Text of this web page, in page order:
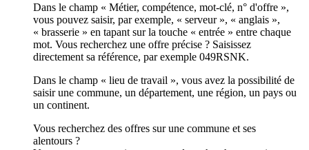
Dans le champ « Métier, compétence, mot-clé, n° d'offre »,
vous pouvez saisir, par exemple, « serveur », « anglais »,
« brasserie » en tapant sur la touche « entrée » entre chaque
mot. Vous recherchez une offre précise ? Saisissez
directement sa référence, par exemple 049RSNK.
Dans le champ « lieu de travail », vous avez la possibilité de
saisir une commune, un département, une région, un pays ou
un continent.
Vous recherchez des offres sur une commune et ses
alentours ?